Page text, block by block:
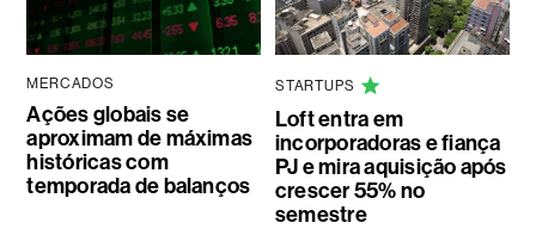
MERCADOS
Ações globais se
aproximam de máximas
históricas com
temporada de balanços
STARTUPS
Loft entra em
incorporadoras e fiança
PJ e mira aquisição após
crescer 55% no
semestre